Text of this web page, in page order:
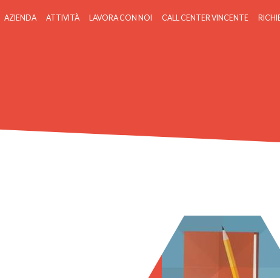
AZIENDA ATTIVITÀ LAVORA CON NOI CALL CENTER VINCENTE